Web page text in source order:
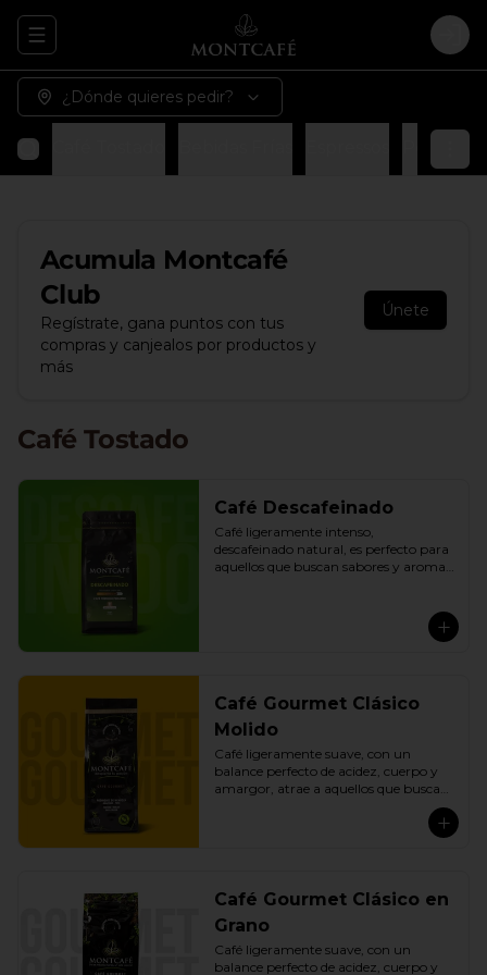
Abrir menu de navegación
¿Dónde quieres pedir?
Acumula Montcafé
Club
Regístrate, gana puntos con tus
compras y canjealos por productos y
más
Únete
Café Tostado
Café Descafeinado
Café ligeramente intenso,
descafeinado natural, es perfecto para
aquellos que buscan sabores y aromas
de alta calidad para aquellos que
desean disfrutar de una taza de café
sin comprometer el sabor.
Café Gourmet Clásico
Molido
Café ligeramente suave, con un
balance perfecto de acidez, cuerpo y
amargor, atrae a aquellos que buscan
sabores más completos y prefieren los
cafés ligeramente más dulces o menos
chocolate. Preparado exclusivamente
con cafés arábicos peruanos de
especialidad, calificados por encima de
los 83 puntos y tostados con precisión
para resaltar sus características
Café Gourmet Clásico en
Grano
Café ligeramente suave, con un
balance perfecto de acidez, cuerpo y